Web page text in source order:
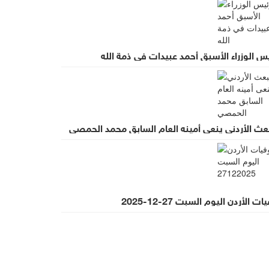
الوزراء الأسبق أحمد عبيدات في ذمة الله
الأردني ينعى أمينه العام السابق محمد الحمصي
الأردن اليوم السبت 27-12-2025